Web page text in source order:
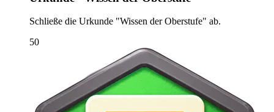
Schließe die Urkunde "Wissen der Oberstufe" ab.
50